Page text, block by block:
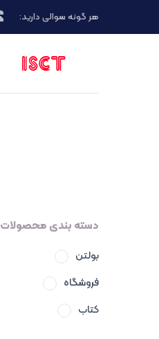
هر گونه سوالی دارید:
دسته بندی محصولات
بولتن
فروشگاه
کتاب